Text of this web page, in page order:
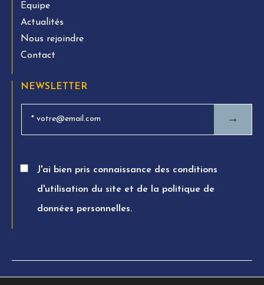
Equipe
Actualités
Nous rejoindre
Contact
NEWSLETTER
→
J'ai bien pris connaissance des conditions
d'utilisation du site et de la politique de
données personnelles.